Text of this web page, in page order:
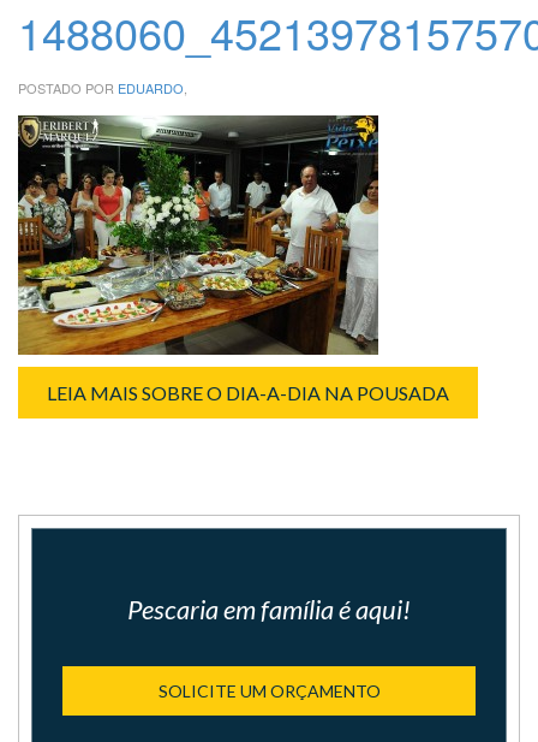
POSTADO POR EDUARDO,
LEIA MAIS SOBRE O DIA-A-DIA NA POUSADA
Pescaria em família é aqui!
SOLICITE UM ORÇAMENTO